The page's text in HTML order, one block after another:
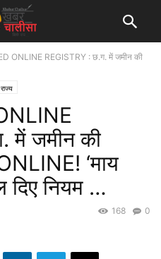
ONLINE REGISTRY : छ.ग. में जमीन की
में जमीन की
‘माय
दिए नियम …
0
168